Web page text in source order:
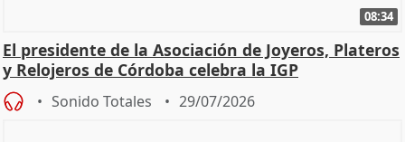
08:34
El presidente de la Asociación de Joyeros, Plateros
y Relojeros de Córdoba celebra la IGP
Sonido Totales 29/07/2026